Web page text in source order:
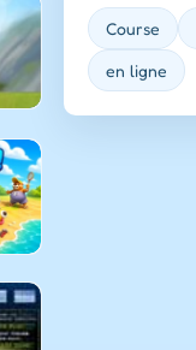
Course
en ligne